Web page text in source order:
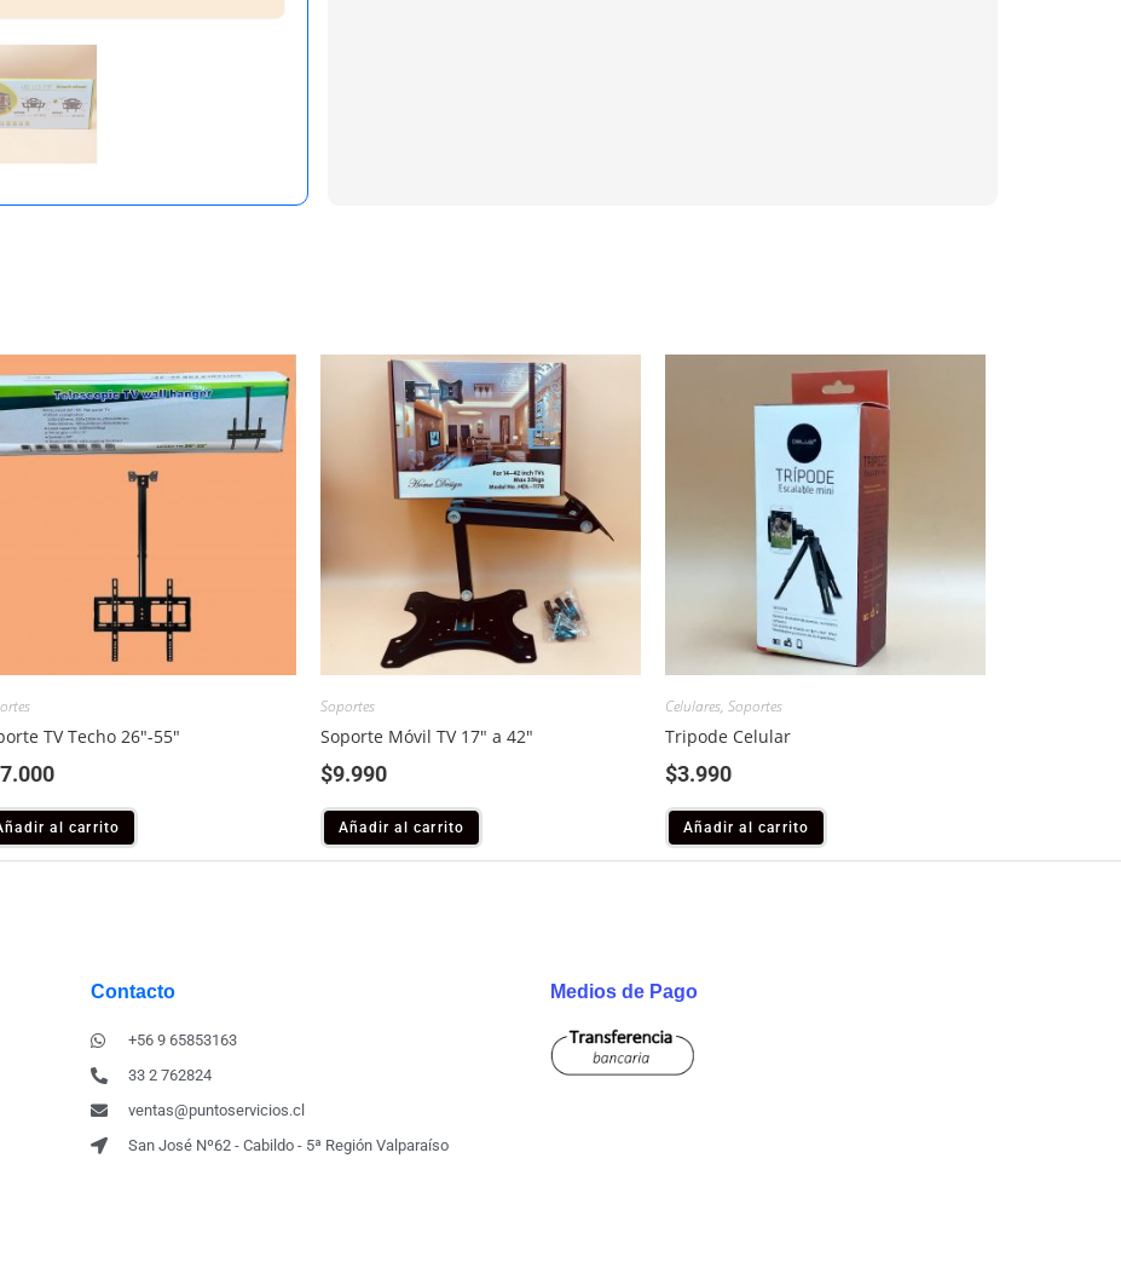
TV Techo 26″-55″
al carrito
Soportes
Soporte Móvil TV 17″ a 42″
$9.990
Añadir al carrito
Celulares, Soportes
Tripode Celular
$3.990
Añadir al carrito
Contacto
+56 9 65853163
33 2 762824
ventas@puntoservicios.cl
San José Nº62 - Cabildo - 5ª Región Valparaíso
Medios de Pago